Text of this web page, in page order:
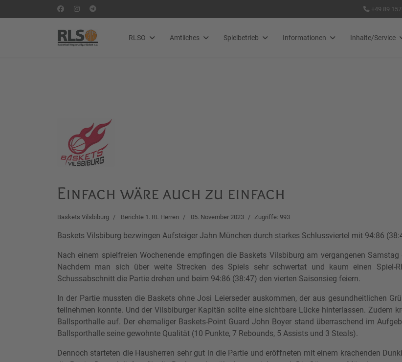
+49 89
RLSO Amtliches Spielbetrieb Informationen Inhalte/Service
Einfach wäre auch zu einfach
Baskets Vilsbiburg Berichte 1. RL Herren 05. November 2023 Zugriffe: 993
Baskets Vilsbiburg bezwingen Aufsteiger Jahn München durch starkes Schlussviertel mit 94:86
Nach einem spielfreien Wochenende empfingen die Baskets Vilsbiburg am vergangenen
Nachdem man sich über weite Strecken des Spiels sehr schwertat und kaum einen
Schussabschnitt die Partie drehen und beim 94:86 (38:47) den vierten Saisonsieg feiern.
In der Partie mussten die Baskets ohne Josi Leierseder auskommen, der aus gesundheitlichen
teilnehmen konnte. Und der Vilsbiburger Kapitän sollte eine sichtbare Lücke hinterlassen. Zudem
Ballsporthalle auf. Der ehemaliger Baskets-Point Guard John Boyer stand überraschend im
Ballsporthalle seine gewohnte Qualität (10 Punkte, 7 Rebounds, 5 Assists und 3 Steals).
Dennoch starteten die Hausherren sehr gut in die Partie und eröffneten mit einem krachenden